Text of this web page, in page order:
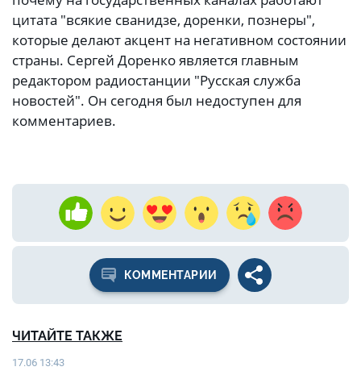
цитата "всякие сванидзе, доренки, познеры",
которые делают акцент на негативном состоянии
страны. Сергей Доренко является главным
редактором радиостанции "Русская служба
новостей". Он сегодня был недоступен для
комментариев.
КОММЕНТАРИИ
ЧИТАЙТЕ ТАКЖЕ
17.06 13:43